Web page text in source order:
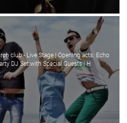
club - Live Stage | Opening acts: Echo
DJ Set with Special Guests | Η